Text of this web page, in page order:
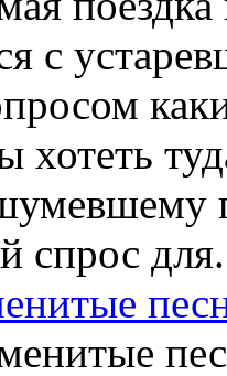
с
хотеть
спрос